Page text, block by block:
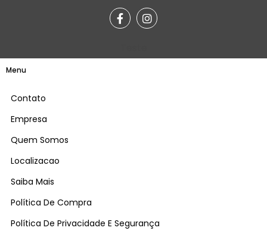
Menu
Contato
Empresa
Quem Somos
Localizacao
Saiba Mais
Política De Compra
Política De Privacidade E Segurança